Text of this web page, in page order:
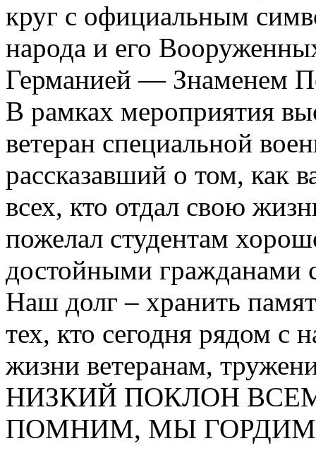
круг с официальным
народа и его
Германией — Знаменем
В рамках мероприятия
ветеран специальной
рассказавший о том, как
всех, кто отдал свою
пожелал студентам
достойными гражданами
Наш долг – хранить
тех, кто сегодня рядом с
жизни ветеранам,
НИЗКИЙ ПОКЛОН
ПОМНИМ, МЫ